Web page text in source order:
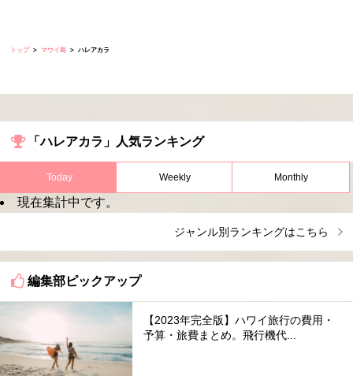
トップ マウイ島 ハレアカラ
「ハレアカラ」人気ランキング
Today Weekly Monthly
現在集計中です。
ジャンル別ランキングはこちら
編集部ピックアップ
【2023年完全版】ハワイ旅行の費用・
予算・旅費まとめ。飛行機代...